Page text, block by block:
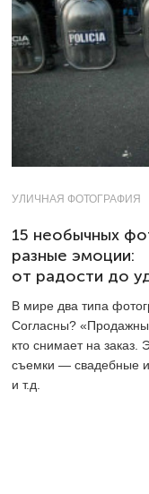
УЛИЧНАЯ ФОТОГРАФИЯ
15 необычных
разные эмоции:
от радости до
В мире два типа
Согласны?
кто снимает на
съемки — свадебные
и т.д.